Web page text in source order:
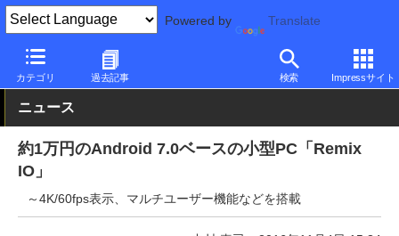
Powered by Translate
カテゴリ 過去記事 検索 Impressサイト
PC Watch パソコン/タブレット/スマートフォン NUC/小型パソコ
ニュース
約1万円のAndroid 7.0ベースの小型PC「Remix
IO」
～4K/60fps表示、マルチユーザー機能などを搭載